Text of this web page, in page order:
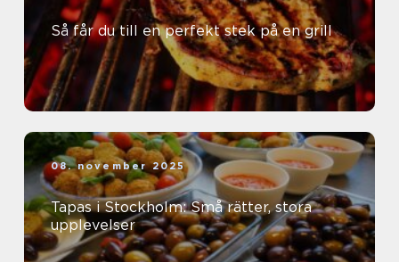
Så får du till en perfekt stek på en grill
08. november 2025
Tapas i Stockholm: Små rätter, stora
upplevelser